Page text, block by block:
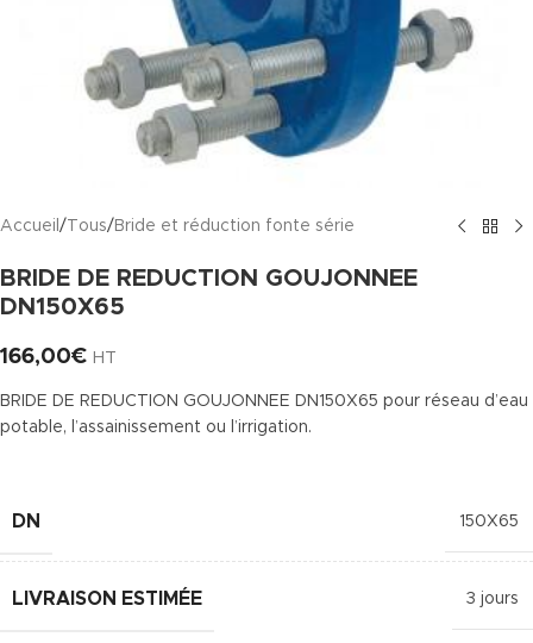
Accueil / Tous/ Bride et réduction fonte série
BRIDE DE REDUCTION GOUJONNEE
DN150X65
166,00€ HT
BRIDE DE REDUCTION GOUJONNEE DN150X65 pour réseau d’eau
potable, l’assainissement ou l’irrigation.
DN 150X65
LIVRAISON ESTIMÉE 3 jours